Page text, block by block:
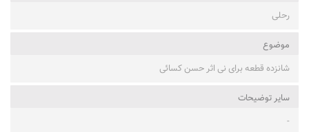
رحلی
موضوع
شانزده قطعه برای نی اثر حسن کسائی
ساير توضيحات
-